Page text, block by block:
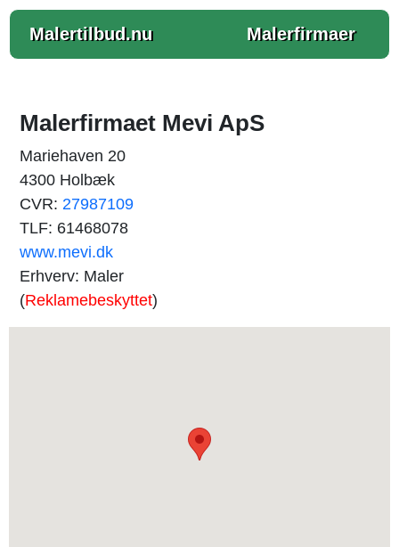
Malertilbud.nu Malerfirmaer
Malerfirmaet Mevi ApS
Mariehaven 20
4300 Holbæk
CVR: 27987109
TLF: 61468078
www.mevi.dk
Erhverv: Maler
(Reklamebeskyttet)